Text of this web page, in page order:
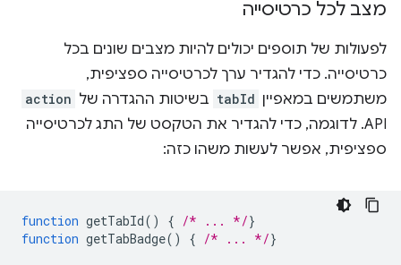
מצב לכל כרטיסייה
לפעולות של תוספים יכולים להיות מצבים שונים בכל
כרטיסייה. כדי להגדיר ערך לכרטיסייה ספציפית,
משתמשים במאפיין tabId בשיטות ההגדרה של action
API. לדוגמה, כדי להגדיר את הטקסט של התג לכרטיסייה
ספציפית, אפשר לעשות משהו כזה:
function getTabId() { /* ... */}
function getTabBadge() { /* ... */}